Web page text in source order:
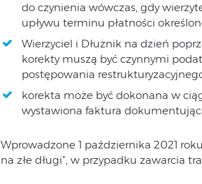
do czynienia wówczas, gdy
upływu terminu płatności
Wierzyciel i Dłużnik na dzień
korekty muszą być czynnymi
postępowania
korekta może być dokonana w
wystawiona faktura
Wprowadzone 1 października 2021
na złe długi”, w przypadku zawarcia